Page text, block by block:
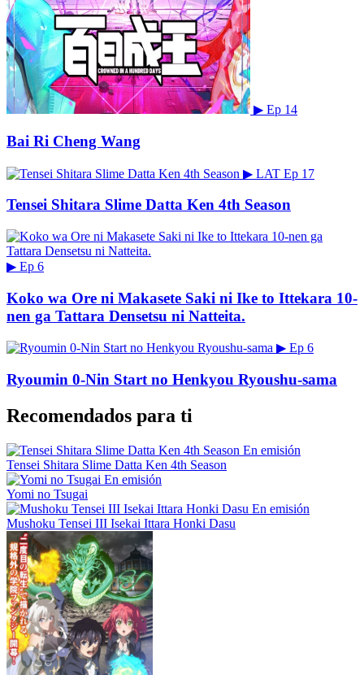
▶ Ep 14
Bai Ri Cheng Wang
▶ LAT Ep 17
Tensei Shitara Slime Datta Ken 4th Season
▶ Ep 6
Koko wa Ore ni Makasete Saki ni Ike to Ittekara 10-
nen ga Tattara Densetsu ni Natteita.
▶ Ep 6
Ryoumin 0-Nin Start no Henkyou Ryoushu-sama
Recomendados para ti
En emisión
Tensei Shitara Slime Datta Ken 4th Season
En emisión
Yomi no Tsugai
En emisión
Mushoku Tensei III Isekai Ittara Honki Dasu